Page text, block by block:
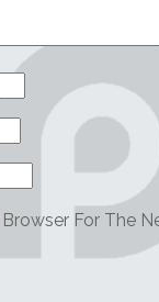
For The